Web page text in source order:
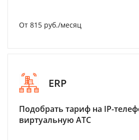
От 815 руб./месяц
ERP
Подобрать тариф на IP-
виртуальную АТС